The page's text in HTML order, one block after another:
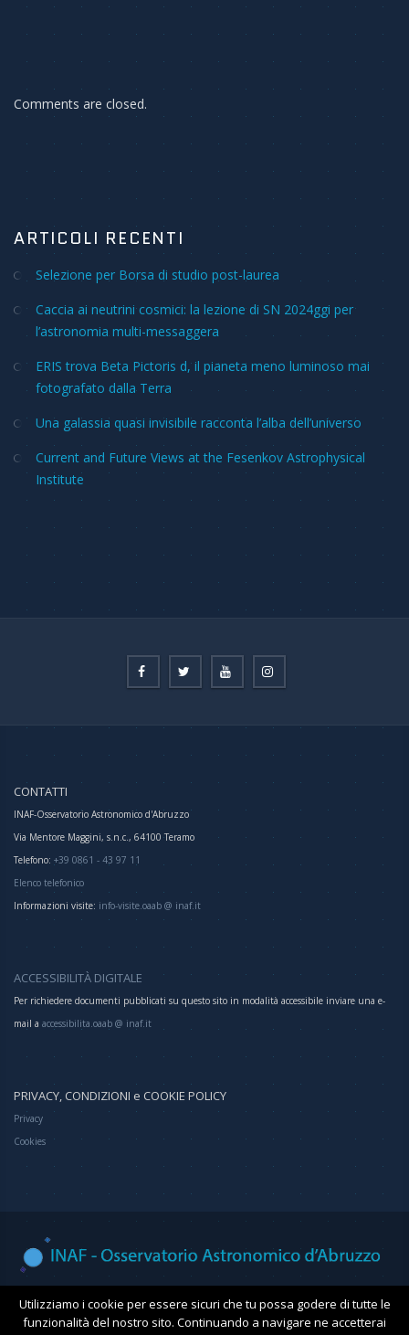
Comments are closed.
ARTICOLI RECENTI
Selezione per Borsa di studio post-laurea
Caccia ai neutrini cosmici: la lezione di SN 2024ggi per
l’astronomia multi-messaggera
ERIS trova Beta Pictoris d, il pianeta meno luminoso mai
fotografato dalla Terra
Una galassia quasi invisibile racconta l’alba dell’universo
Current and Future Views at the Fesenkov Astrophysical
Institute
CONTATTI
INAF-Osservatorio Astronomico d'Abruzzo
Via Mentore Maggini, s.n.c., 64100 Teramo
Telefono: +39 0861 - 43 97 11
Elenco telefonico
Informazioni visite: info-visite.oaab @ inaf.it
ACCESSIBILITÀ DIGITALE
Per richiedere documenti pubblicati su questo sito in modalità accessibile inviare una e-
mail a accessibilita.oaab @ inaf.it
PRIVACY, CONDIZIONI e COOKIE POLICY
Privacy
Cookies
Utilizziamo i cookie per essere sicuri che tu possa godere di tutte le
funzionalità del nostro sito. Continuando a navigare ne accetterai